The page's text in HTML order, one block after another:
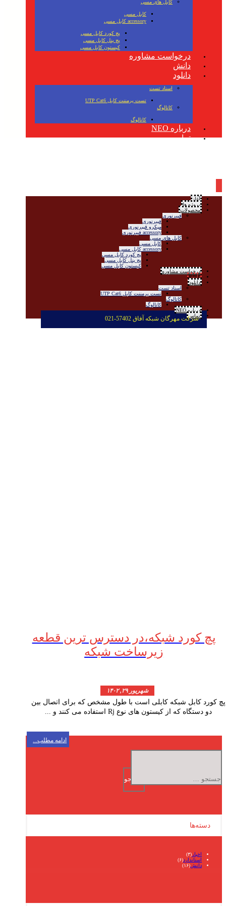
کابل های مسی
کابل مسی
accessory کابل مسی
پچ کورد کابل مسی
پچ پنل کابل مسی
کیستون کابل مسی
درخواست مشاوره
دانش
دانلود
اسناد تست
تست پرمننت کابل UTP Cat6
کاتالوگ
کاتالوگ
درباره NEO
تماس
آغاز
پروژه ها
محصولات
فیبرنوری
فیبرنوری
میکرو فیبرنوری
accessory فیبرنوری
کابل های مسی
کابل مسی
accessory کابل مسی
پچ کورد کابل مسی
پچ پنل کابل مسی
کیستون کابل مسی
درخواست مشاوره
دانش
دانلود
اسناد تست
تست پرمننت کابل UTP Cat6
کاتالوگ
کاتالوگ
درباره NEO
تماس
شرکت مهرگان شبکه آفاق 57402-021
پچ کورد شبکه،در دسترس ترین قطعه
زیرساخت شبکه
شهریور ۲۹, ۱۴۰۲
پچ کورد کابل شبکه کابلی است با طول مشخص که برای اتصال بین
دو دستگاه که از کیستون های نوع Rj استفاده می کنند و ...
ادامه مطلب...
جستجو
دسته‌ها
اخبار (۳)
استاندارد(۶)
دانش(۱۶)